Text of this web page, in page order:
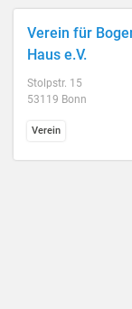
Verein für
Haus e.V.
Stolpstr. 15
53119 Bonn
Verein